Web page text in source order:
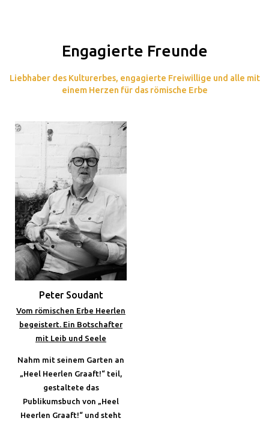
Engagierte Freunde
Liebhaber des Kulturerbes, engagierte Freiwillige und alle mit
einem Herzen für das römische Erbe
Peter Soudant
Vom römischen Erbe Heerlen
begeistert. Ein Botschafter
mit Leib und Seele
Nahm mit seinem Garten an
„Heel Heerlen Graaft!“ teil,
gestaltete das
Publikumsbuch von „Heel
Heerlen Graaft!“ und steht